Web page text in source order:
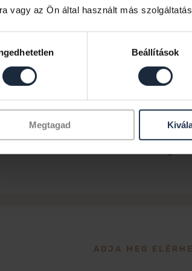
vagy az Ön által használt más
Beállítások
Megtagad
3298
ADJA MEG